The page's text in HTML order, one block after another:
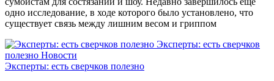
одно исследование, в ходе которого было установлено, что
существует связь между лишним весом и гриппом
Эксперты: есть сверчков
полезно Новости
Эксперты: есть сверчков полезно